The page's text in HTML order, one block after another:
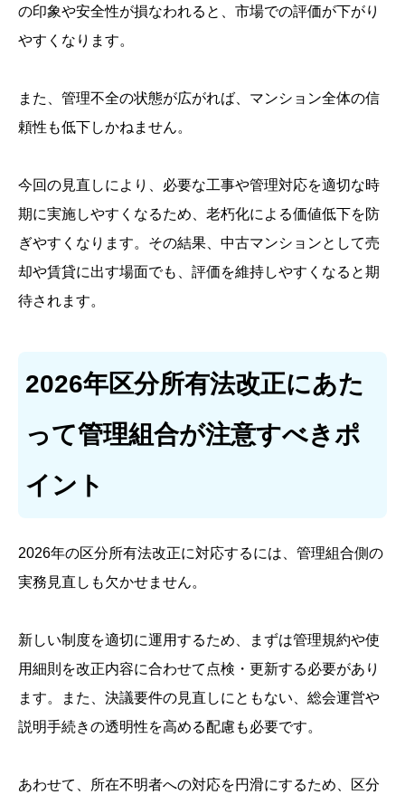
の印象や安全性が損なわれると、市場での評価が下がり
やすくなります。
また、管理不全の状態が広がれば、マンション全体の信
頼性も低下しかねません。
今回の見直しにより、必要な工事や管理対応を適切な時
期に実施しやすくなるため、老朽化による価値低下を防
ぎやすくなります。その結果、中古マンションとして売
却や賃貸に出す場面でも、評価を維持しやすくなると期
待されます。
2026年区分所有法改正にあた
って管理組合が注意すべきポ
イント
2026年の区分所有法改正に対応するには、管理組合側の
実務見直しも欠かせません。
新しい制度を適切に運用するため、まずは管理規約や使
用細則を改正内容に合わせて点検・更新する必要があり
ます。また、決議要件の見直しにともない、総会運営や
説明手続きの透明性を高める配慮も必要です。
あわせて、所在不明者への対応を円滑にするため、区分